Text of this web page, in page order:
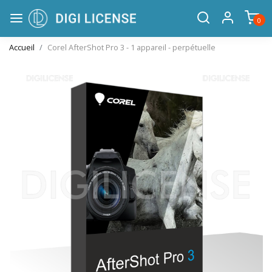
0
Accueil Corel AfterShot Pro 3 - 1 appareil - perpétuelle